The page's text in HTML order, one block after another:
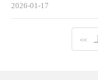
2026-01-17
<<